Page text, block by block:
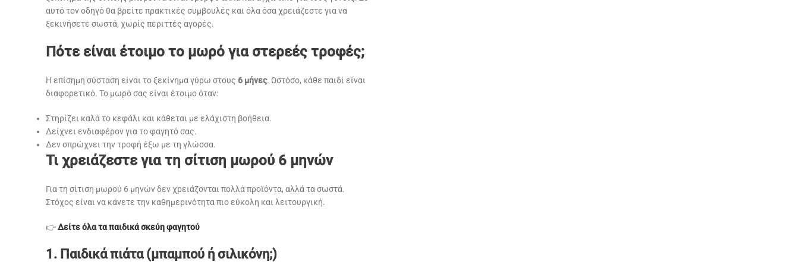
αυτό τον οδηγό θα βρείτε πρακτικές συμβουλές και όλα όσα χρειάζεστε για να
ξεκινήσετε σωστά, χωρίς περιττές αγορές.
Πότε είναι έτοιμο το μωρό για στερεές τροφές;
Η επίσημη σύσταση είναι το ξεκίνημα γύρω στους6 μήνες. Ωστόσο, κάθε παιδί είναι
διαφορετικό. Το μωρό σας είναι έτοιμο όταν:
Στηρίζει καλά το κεφάλι και κάθεται με ελάχιστη βοήθεια.
Δείχνει ενδιαφέρον για το φαγητό σας.
Δεν σπρώχνει την τροφή έξω με τη γλώσσα.
Τι χρειάζεστε για τη σίτιση μωρού 6 μηνών
Για τη σίτιση μωρού 6 μηνών δεν χρειάζονται πολλά προϊόντα, αλλά τα σωστά.
Στόχος είναι να κάνετε την καθημερινότητα πιο εύκολη και λειτουργική.
👉Δείτε όλα τα παιδικά σκεύη φαγητού
1. Παιδικά πιάτα (μπαμπού ή σιλικόνη;)